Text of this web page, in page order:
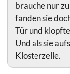
brauche nur
fanden sie
Tür und
Und als sie
Klosterzelle.